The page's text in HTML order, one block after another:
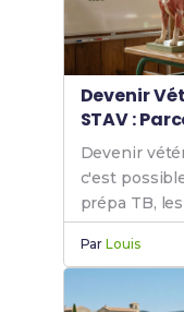
Devenir
STAV :
Devenir
c'est
prépa TB,
alternatives
ParLouis